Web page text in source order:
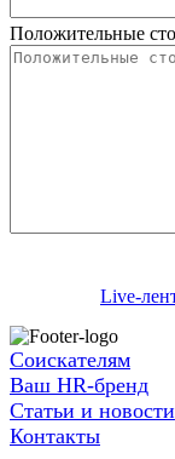
Положительные
Live-
Соискателям
Ваш HR-бренд
Статьи и новости
Контакты